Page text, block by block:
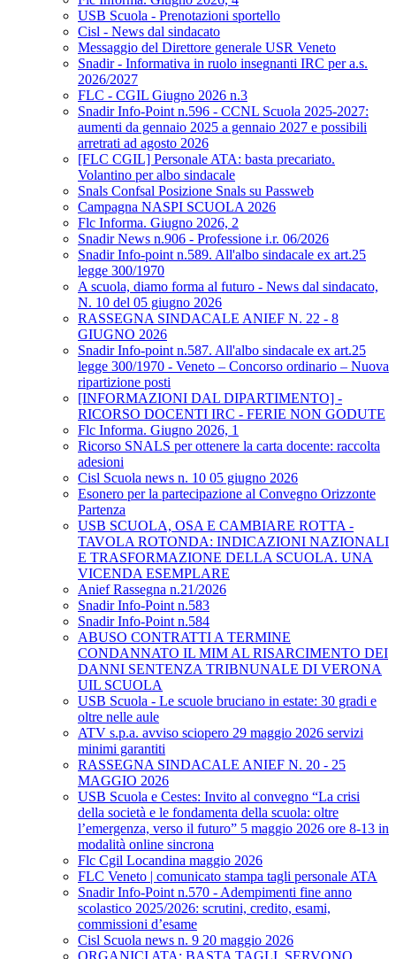
USB Scuola - Prenotazioni sportello
Cisl - News dal sindacato
Messaggio del Direttore generale USR Veneto
Snadir - Informativa in ruolo insegnanti IRC per a.s.
2026/2027
FLC - CGIL Giugno 2026 n.3
Snadir Info-Point n.596 - CCNL Scuola 2025-2027:
aumenti da gennaio 2025 a gennaio 2027 e possibili
arretrati ad agosto 2026
[FLC CGIL] Personale ATA: basta precariato.
Volantino per albo sindacale
Snals Confsal Posizione Snals su Passweb
Campagna NASPI SCUOLA 2026
Flc Informa. Giugno 2026, 2
Snadir News n.906 - Professione i.r. 06/2026
Snadir Info-point n.589. All'albo sindacale ex art.25
legge 300/1970
A scuola, diamo forma al futuro - News dal sindacato,
N. 10 del 05 giugno 2026
RASSEGNA SINDACALE ANIEF N. 22 - 8
GIUGNO 2026
Snadir Info-point n.587. All'albo sindacale ex art.25
legge 300/1970 - Veneto – Concorso ordinario – Nuova
ripartizione posti
[INFORMAZIONI DAL DIPARTIMENTO] -
RICORSO DOCENTI IRC - FERIE NON GODUTE
Flc Informa. Giugno 2026, 1
Ricorso SNALS per ottenere la carta docente: raccolta
adesioni
Cisl Scuola news n. 10 05 giugno 2026
Esonero per la partecipazione al Convegno Orizzonte
Partenza
USB SCUOLA, OSA E CAMBIARE ROTTA -
TAVOLA ROTONDA: INDICAZIONI NAZIONALI
E TRASFORMAZIONE DELLA SCUOLA. UNA
VICENDA ESEMPLARE
Anief Rassegna n.21/2026
Snadir Info-Point n.583
Snadir Info-Point n.584
ABUSO CONTRATTI A TERMINE
CONDANNATO IL MIM AL RISARCIMENTO DEI
DANNI SENTENZA TRIBNUNALE DI VERONA
UIL SCUOLA
USB Scuola - Le scuole bruciano in estate: 30 gradi e
oltre nelle aule
ATV s.p.a. avviso sciopero 29 maggio 2026 servizi
minimi garantiti
RASSEGNA SINDACALE ANIEF N. 20 - 25
MAGGIO 2026
USB Scuola e Cestes: Invito al convegno “La crisi
della società e le fondamenta della scuola: oltre
l’emergenza, verso il futuro” 5 maggio 2026 ore 8-13 in
modalità online sincrona
Flc Cgil Locandina maggio 2026
FLC Veneto | comunicato stampa tagli personale ATA
Snadir Info-Point n.570 - Adempimenti fine anno
scolastico 2025/2026: scrutini, credito, esami,
commissioni d’esame
Cisl Scuola news n. 9 20 maggio 2026